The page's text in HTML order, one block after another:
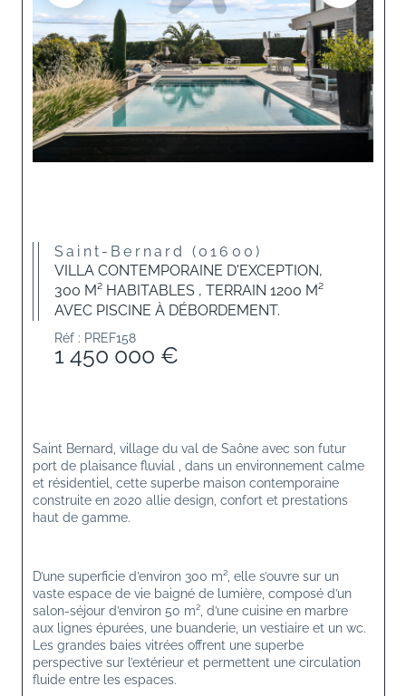
Saint-Bernard (01600)
VILLA CONTEMPORAINE D'EXCEPTION,
300 M² HABITABLES , TERRAIN 1200 M²
AVEC PISCINE À DÉBORDEMENT.
Réf : PREF158
1 450 000 €
Saint Bernard, village du val de Saône avec son futur
port de plaisance fluvial , dans un environnement calme
et résidentiel, cette superbe maison contemporaine
construite en 2020 allie design, confort et prestations
haut de gamme.
D’une superficie d’environ 300 m², elle s’ouvre sur un
vaste espace de vie baigné de lumière, composé d’un
salon-séjour d’environ 50 m², d’une cuisine en marbre
aux lignes épurées, une buanderie, un vestiaire et un wc.
Les grandes baies vitrées offrent une superbe
perspective sur l’extérieur et permettent une circulation
fluide entre les espaces.